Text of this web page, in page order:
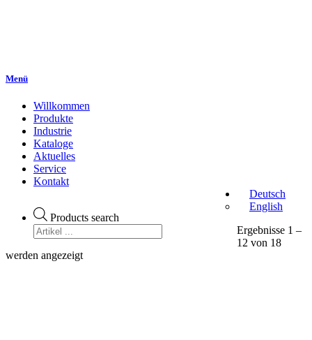
Menü
Willkommen
Produkte
Industrie
Kataloge
Aktuelles
Service
Kontakt
Products search
Deutsch
English
Ergebnisse 1 –
12 von 18
werden angezeigt